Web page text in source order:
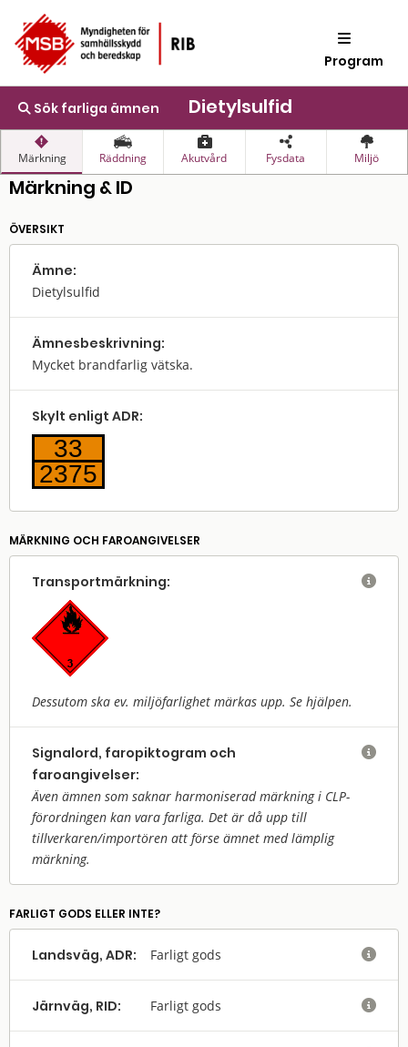
Program
Sök farliga ämnen Dietylsulfid
Märkning Räddning Akutvård Fysdata Miljö
Märkning & ID
ÖVERSIKT
Ämne:
Dietylsulfid
Ämnes­beskrivning:
Mycket brandfarlig vätska.
Skylt enligt ADR:
33
2375
MÄRKNING OCH FAROANGIVELSER
Transport­märkning:
Dessutom ska ev. miljöfarlighet märkas upp. Se hjälpen.

Signalord, faropiktogram och
faroangivelser:
Även ämnen som saknar harmoniserad märkning i CLP-
förordningen kan vara farliga. Det är då upp till
tillverkaren/importören att förse ämnet med lämplig
märkning.

FARLIGT GODS ELLER INTE?
Landsväg, ADR: Farligt gods 
Järnväg, RID: Farligt gods 